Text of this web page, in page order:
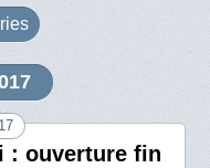
: ouverture fin